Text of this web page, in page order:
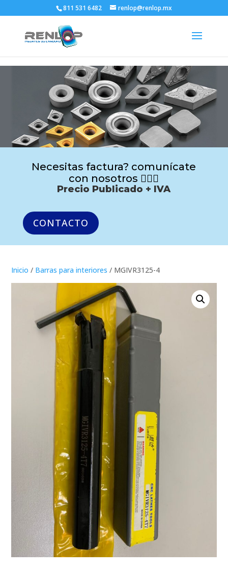
811 531 6482 renlop@renlop.mx
Necesitas factura? comunícate
con nosotros 🙋🏻‍♂️
Precio Publicado + IVA
CONTACTO
Inicio / Barras para interiores / MGIVR3125-4